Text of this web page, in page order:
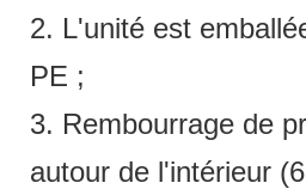
2. L'unité est
PE ;
3. Rembourrage de
autour de l'intérieur